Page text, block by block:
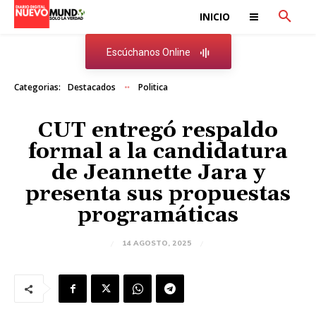
INICIO
Escúchanos Online
Categorias: Destacados Politica
CUT entregó respaldo
formal a la candidatura
de Jeannette Jara y
presenta sus propuestas
programáticas
14 AGOSTO, 2025